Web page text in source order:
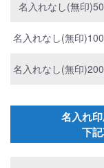
名入れなし(無印
名入れなし(無印
名入れなし(無印
名入れ
下